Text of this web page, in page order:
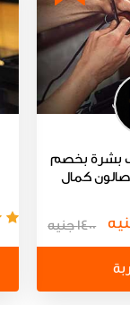
بشرة بخصم
صالون كمال
1400 جنيه